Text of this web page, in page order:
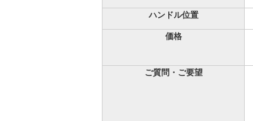
ハンドル位置
価格
ご質問・ご要望